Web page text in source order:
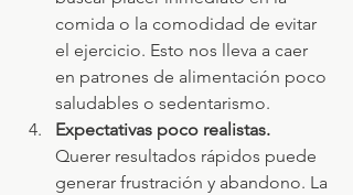
comida o la comodidad de evitar
el ejercicio. Esto nos lleva a caer
en patrones de alimentación poco
saludables o sedentarismo.
Expectativas poco realistas.
Querer resultados rápidos puede
generar frustración y abandono. La